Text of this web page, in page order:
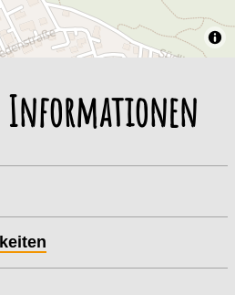
Informationen